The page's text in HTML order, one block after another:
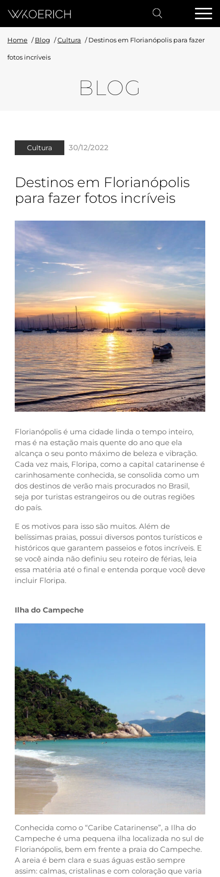
Home /Blog /Cultura /Destinos em Florianópolis para fazer
fotos incríveis
BLOG
Cultura 30/12/2022
Destinos em Florianópolis
para fazer fotos incríveis
Florianópolis é uma cidade linda o tempo inteiro,
mas é na estação mais quente do ano que ela
alcança o seu ponto máximo de beleza e vibração.
Cada vez mais, Floripa, como a capital catarinense é
carinhosamente conhecida, se consolida como um
dos destinos de verão mais procurados no Brasil,
seja por turistas estrangeiros ou de outras regiões
do país.
E os motivos para isso são muitos. Além de
belíssimas praias, possui diversos pontos turísticos e
históricos que garantem passeios e fotos incríveis. E
se você ainda não definiu seu roteiro de férias, leia
essa matéria até o final e entenda porque você deve
incluir Floripa.
Ilha do Campeche
Conhecida como o “Caribe Catarinense”, a Ilha do
Campeche é uma pequena ilha localizada no sul de
Florianópolis, bem em frente a praia do Campeche.
A areia é bem clara e suas águas estão sempre
assim: calmas, cristalinas e com coloração que varia